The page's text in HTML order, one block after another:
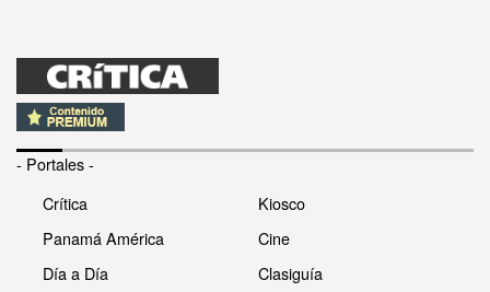
- Portales -
Crítica
Panamá América
Día a Día
Kiosco
Cine
Clasiguía